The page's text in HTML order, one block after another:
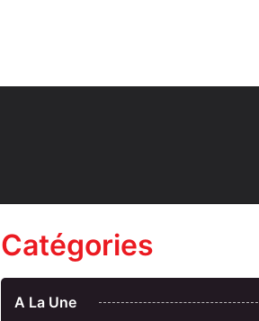
Catégories
A La Une